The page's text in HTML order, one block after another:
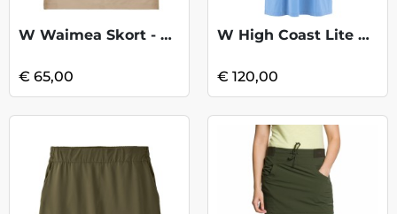
W Waimea Skort - Oat
€ 65,00
W High Coast Lite Dress - Ultramarine
€ 120,00